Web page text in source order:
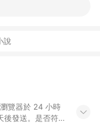
說
覽器於 24 小時
後發送。​是否符